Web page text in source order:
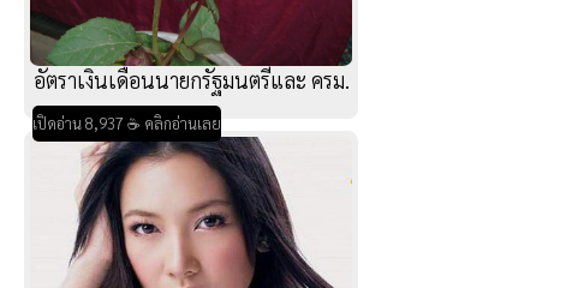
อัตราเงินเดือนนายกรัฐมนตรีและ ครม.
เปิดอ่าน 8,937 ☕ คลิกอ่านเลย